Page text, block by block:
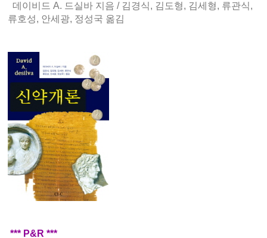
데이비드 A. 드실바 지음 / 김경식, 김도형, 김세형, 류관식,
류호성, 안세광, 정성국 옮김
*** P&R ***